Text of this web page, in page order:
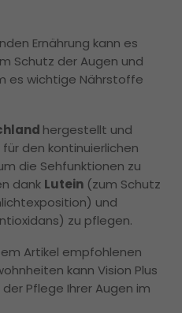
Ernährung kann es
Schutz der Augen und
es wichtige Nährstoffe
hergestellt und
den kontinuierlichen
die Sehfunktionen zu
dank Lutein (zum Schutz
und
zu pflegen.
Artikel empfohlenen
kann Vision Plus
Pflege Ihrer Augen im